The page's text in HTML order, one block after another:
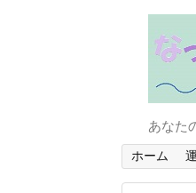
あなた
ホーム